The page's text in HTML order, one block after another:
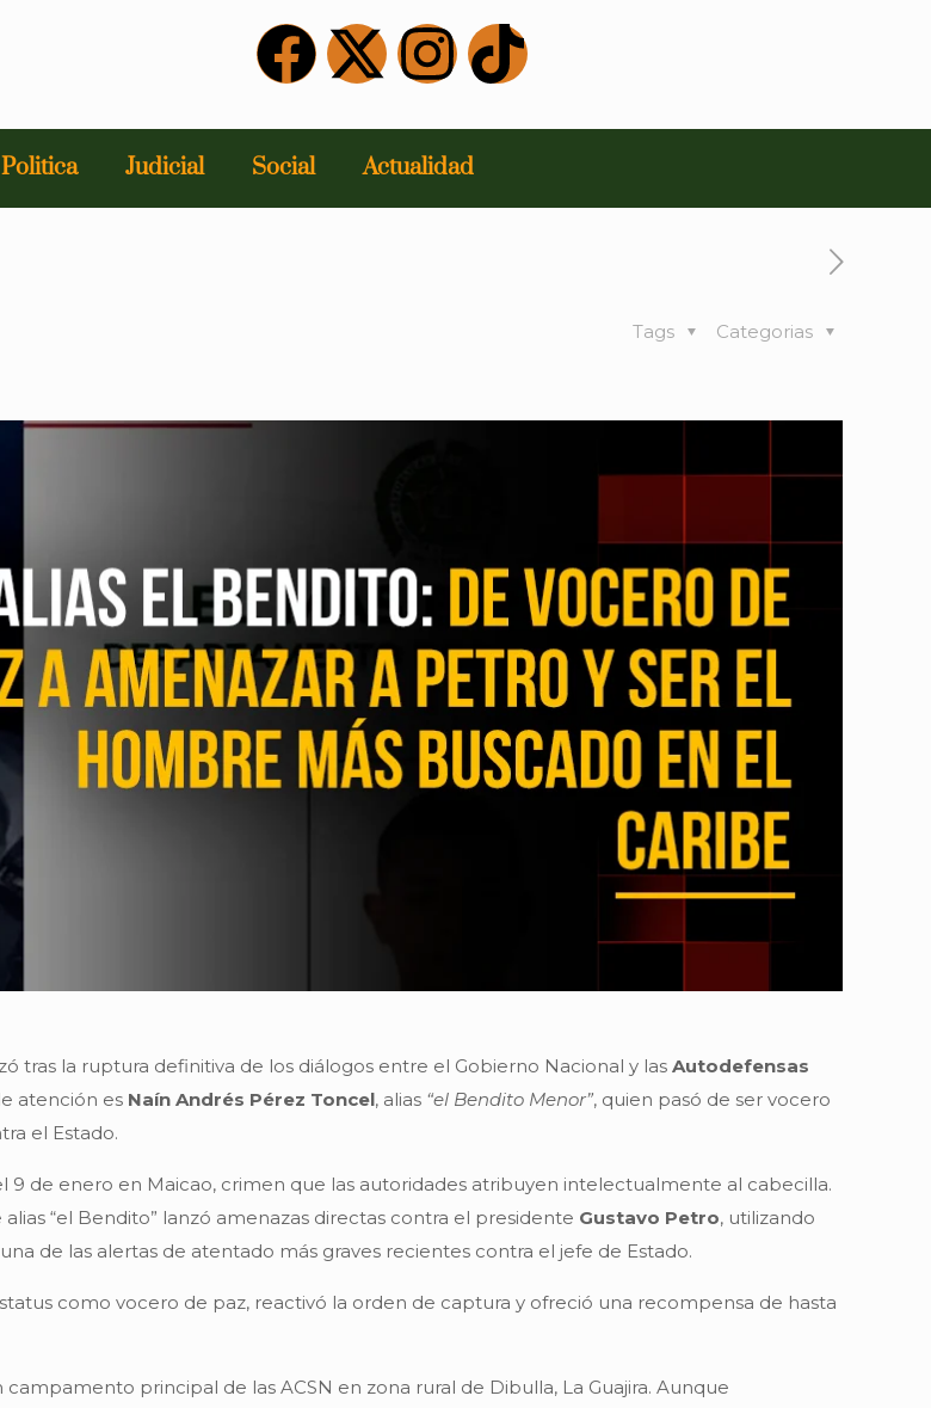
Politica Judicial Social Actualidad
Categorias
Tags
tras la ruptura definitiva de los diálogos entre el Gobierno Nacional y lasAutodefensas
atención es Naín Andrés Pérez Toncel, alias “el Bendito Menor”, quien pasó de ser vocero
el Estado.
de enero en Maicao, crimen que las autoridades atribuyen intelectualmente al cabecilla.
“el Bendito” lanzó amenazas directas contra el presidente Gustavo Petro, utilizando
de las alertas de atentado más graves recientes contra el jefe de Estado.
como vocero de paz, reactivó la orden de captura y ofreció una recompensa de hasta
principal de las ACSN en zona rural de Dibulla, La Guajira. Aunque